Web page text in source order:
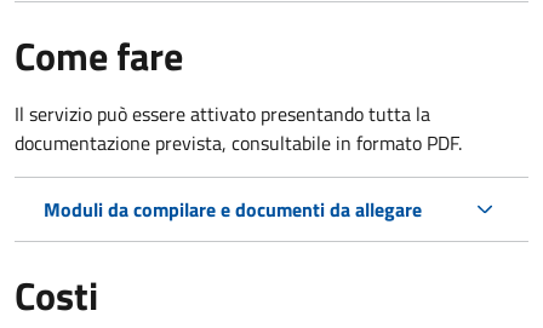
Come fare
Il servizio può essere attivato presentando tutta la
documentazione prevista, consultabile in formato PDF.
Moduli da compilare e documenti da allegare
Costi